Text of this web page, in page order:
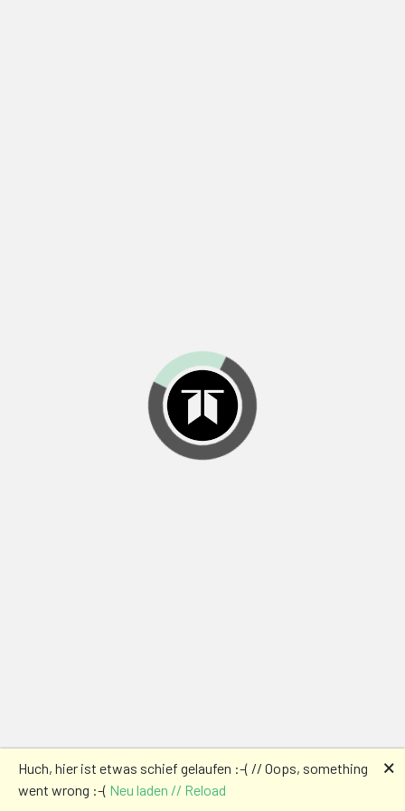
Huch, hier ist etwas schief gelaufen :-( // Oops, something
went wrong :-( Neu laden // Reload
🗙